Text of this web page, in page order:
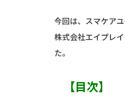
今回は、スマケア
株式会社エイプレ
た。
【目次】